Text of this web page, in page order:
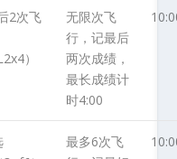
2次飞
）
无限次飞
行，记最后
两次成绩，
最长成绩计
时4:00
最多6次飞